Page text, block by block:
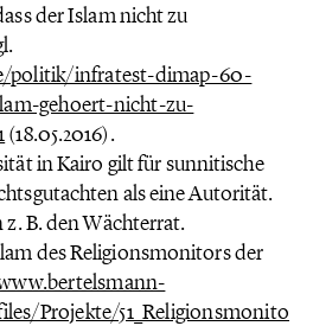
der Islam nicht zu
politik/infratest-dimap-60-
gehoert-nicht-zu-
(18.05.2016).
in Kairo gilt für sunnitische
als eine Autorität.
B. den Wächterrat.
des Religionsmonitors der
Projekte/51_Religionsmonito